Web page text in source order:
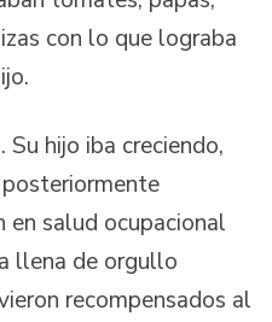
con lo que lograba
hijo iba creciendo,
en salud ocupacional
llena de orgullo
recompensados al